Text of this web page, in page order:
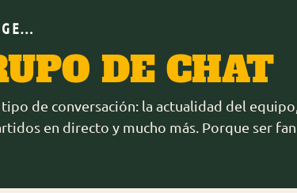
DE CHAT
de conversación: la actualidad del
en directo y mucho más. Porque ser